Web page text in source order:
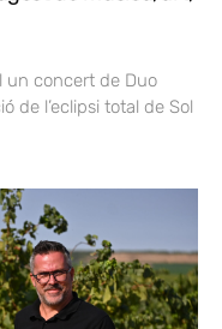
un concert de Duo
de l’eclipsi total de Sol